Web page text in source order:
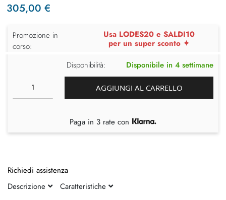
305,00 €
Promozione in
corso:
Usa LODES20 e SALDI10
per un super sconto ✦
Disponibilità:
Disponibile in 4 settimane
AGGIUNGI AL CARRELLO
Paga in 3 rate con
Richiedi assistenza
Descrizione
Caratteristiche